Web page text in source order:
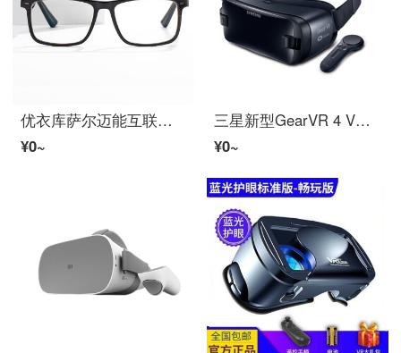
优衣库萨尔迈能互联网视频4 K头戴记录仪黑科技二代探查版防布鲁雷老花适用HuaweiGoogle米新品C 1 1080 P 32 G
¥0~
三星新型GearVR 4 VR 5代巴查尔现实3 D米格内Note 8 note 9 S 9+s 10+5 G汉德尔原装Androidインタフェース
¥0~